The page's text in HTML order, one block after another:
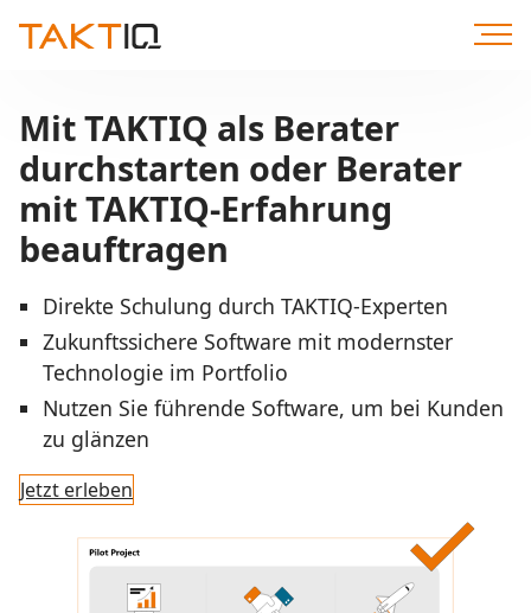
Mit TAKTIQ als Berater
durchstarten oder Berater
mit TAKTIQ-Erfahrung
beauftragen
Direkte Schulung durch TAKTIQ-Experten
Zukunftssichere Software mit modernster
Technologie im Portfolio
Nutzen Sie führende Software, um bei Kunden
zu glänzen
Jetzt erleben